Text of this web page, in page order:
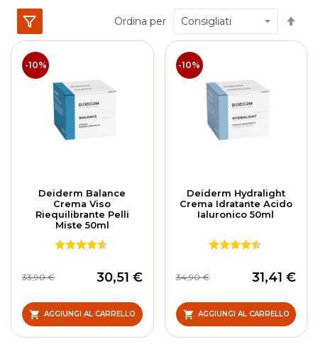
Ordina per
-10%
Deiderm Balance
Crema Viso
Riequilibrante Pelli
Miste 50ml
30,51 €
33,90 €
AGGIUNGI AL CARRELLO
-10%
Deiderm Hydralight
Crema Idratante Acido
Ialuronico 50ml
31,41 €
34,90 €
AGGIUNGI AL CARRELLO